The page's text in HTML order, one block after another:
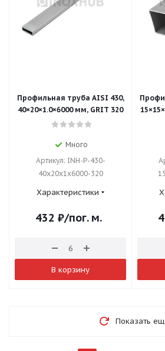
Профильная труба AISI 430,
40×20×1.0×6000 мм, GRIT 320
Много
Артикул: INH-P-430-
40x20x1x6000-320
Характеристики
432 ₽/пог. м.
В корзину
Показать